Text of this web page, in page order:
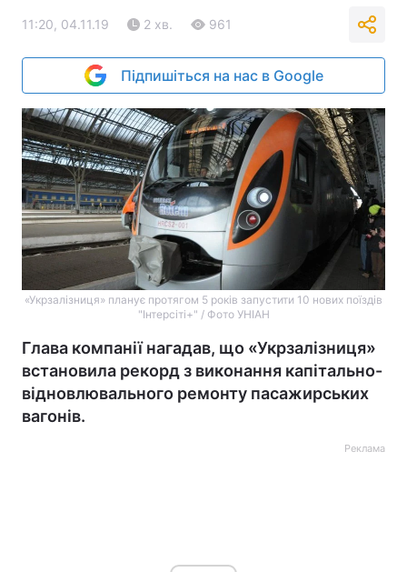
11:20, 04.11.19 2 хв. 961
Підпишіться на нас в Google
«Укрзалізниця» планує протягом 5 років запустити 10 нових поїздів
"Інтерсіті+" / Фото УНІАН
Глава компанії нагадав, що «Укрзалізниця»
встановила рекорд з виконання капітально-
відновлювального ремонту пасажирських
вагонів.
Реклама